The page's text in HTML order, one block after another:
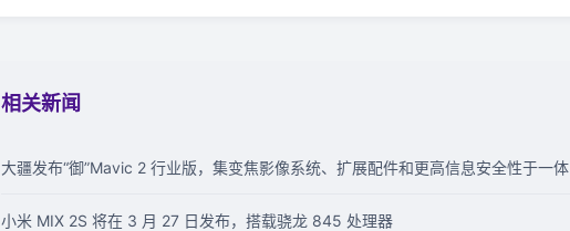
相关新闻
大疆发布“御”Mavic 2 行业版，集变焦影像系统、扩展配件和更高信息安全性于一体
小米 MIX 2S 将在 3 月 27 日发布，搭载骁龙 845 处理器